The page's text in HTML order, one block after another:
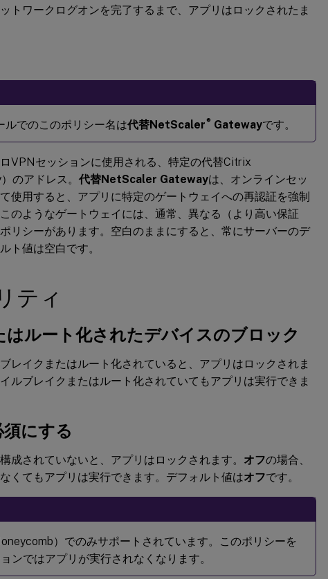
トワークログオンを完了するまで、アプリはロックされたま
でのこのポリシー名は代替NetScaler® Gatewayです。
VPNセッションに使用される、特定の代替Citrix
のアドレス。 代替NetScaler Gatewayは、オンラインセッ
使用すると、アプリに特定のゲートウェイへの再認証を強制
のようなゲートウェイには、通常、異なる（より高い保証
リシーがあります。空白のままにすると、常にサーバーのデ
ト値は空白です。
ティ
ルート化されたデバイスのブロック
レイクまたはルート化されていると、アプリはロックされま
ルブレイクまたはルート化されていてもアプリは実行できま
にする
成されていないと、アプリはロックされます。 オフの場合、
くてもアプリは実行できます。デフォルト値はオフです。
）でのみサポートされています。このポリシーを
ンではアプリが実行されなくなります。